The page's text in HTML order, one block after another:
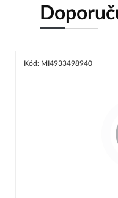
Kód: MI4933498940